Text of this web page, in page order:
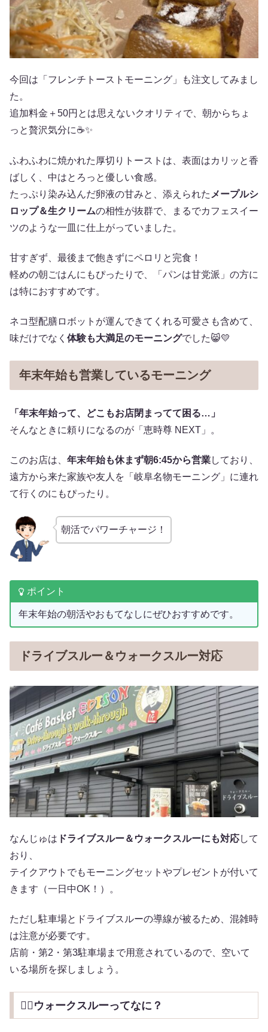
今回は「フレンチトーストモーニング」も注文してみまし
た。
追加料金＋50円とは思えないクオリティで、朝からちょ
っと贅沢気分に☕✨
ふわふわに焼かれた厚切りトーストは、表面はカリッと香
ばしく、中はとろっと優しい食感。
たっぷり染み込んだ卵液の甘みと、添えられた メープルシ
ロップ＆生クリームの相性が抜群で、まるでカフェスイー
ツのような一皿に仕上がっていました。
甘すぎず、最後まで飽きずにペロリと完食！
軽めの朝ごはんにもぴったりで、「パンは甘党派」の方に
は特におすすめです。
ネコ型配膳ロボットが運んできてくれる可愛さも含めて、
味だけでなく 体験も大満足のモーニングでした😸💛
年末年始も営業しているモーニング
「年末年始って、どこもお店閉まってて困る…」
そんなときに頼りになるのが「恵時尊 NEXT」。
このお店は、 年末年始も休まず朝6:45から営業しており、
遠方から来た家族や友人を「岐阜名物モーニング」に連れ
て行くのにもぴったり。
朝活でパワーチャージ！
ポイント
年末年始の朝活やおもてなしにぜひおすすめです。
ドライブスルー＆ウォークスルー対応
なんじゅは ドライブスルー＆ウォークスルーにも対応して
おり、
テイクアウトでもモーニングセットやプレゼントが付いて
きます（一日中OK！）。
ただし駐車場とドライブスルーの導線が被るため、混雑時
は注意が必要です。
店前・第2・第3駐車場まで用意されているので、空いて
いる場所を探しましょう。
🚶‍♀️ウォークスルーってなに？